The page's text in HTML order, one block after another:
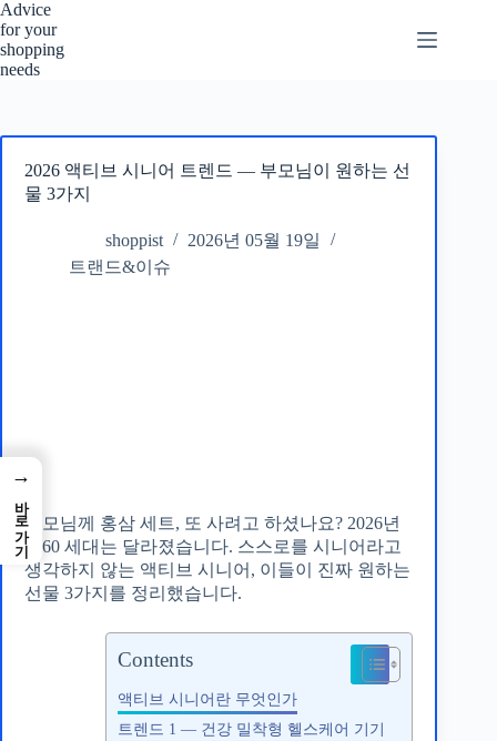
본
문
으
로
Advice
for your
shopping
needs
2026 액티브 시니어 트렌드 — 부모님이 원하는 선
물 3가지
shoppist
2026년 05월 19일
트랜드&이슈
부모님께 홍삼 세트, 또 사려고 하셨나요? 2026년
5060 세대는 달라졌습니다. 스스로를 시니어라고
생각하지 않는 액티브 시니어, 이들이 진짜 원하는
선물 3가지를 정리했습니다.
Contents
액티브 시니어란 무엇인가
트렌드 1 — 건강 밀착형 헬스케어 기기
→
바로가기